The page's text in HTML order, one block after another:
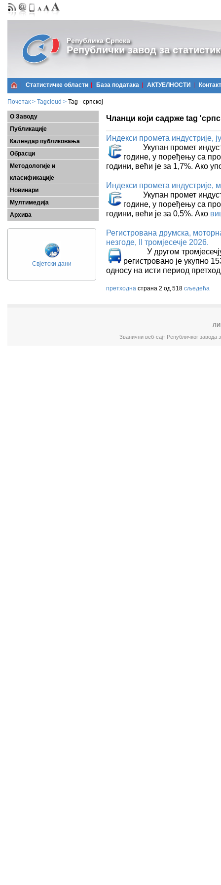
Република Српска
Републички завод за
Статистичке области Базa података АКТУЕЛНОСТИ Контакт
Почетак > Tagcloud > Tag - српској
О Заводу
Публикације
Календар публиковања
Обрасци
Методологије и
класификације
Новинари
Мултимедија
Архива
Свјетски дани
Чланци који садрже tag
Индекси промета индустријe,
Укупан промет
године, у поређењу са
години, већи је за 1,7%. Ако
Индекси промета индустријe,
Укупан промет
године, у поређењу са
години, већи је за 0,5%. Ако
Регистрована друмска,
незгоде, II тромјесечје 2026.
У другом тромјесечју
регистровано је укупно
односу на исти период
претходна страна 2 од 518 сљедећа
Званични веб-сајт Републичког